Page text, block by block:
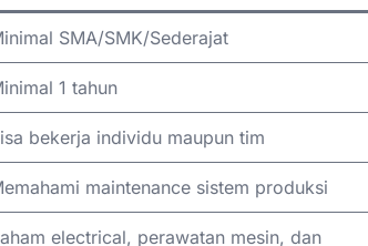
SMA/SMK/Sederajat
1 tahun
bekerja individu maupun tim
maintenance sistem produksi
electrical, perawatan mesin, dan